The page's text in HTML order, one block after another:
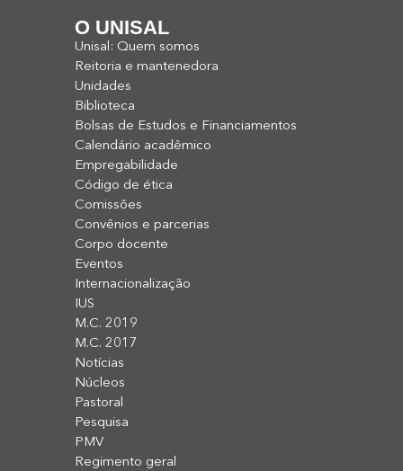
O UNISAL
Unisal: Quem somos
Reitoria e mantenedora
Unidades
Biblioteca
Bolsas de Estudos e Financiamentos
Calendário acadêmico
Empregabilidade
Código de ética
Comissões
Convênios e parcerias
Corpo docente
Eventos
Internacionalização
IUS
M.C. 2019
M.C. 2017
Notícias
Núcleos
Pastoral
Pesquisa
PMV
Regimento geral